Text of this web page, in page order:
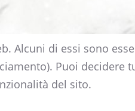
Alcuni di essi sono
Puoi
del sito.